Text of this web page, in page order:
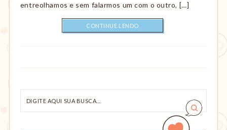
entreolhamos e sem falarmos um com o outro, […]
CONTINUE LENDO
aqui